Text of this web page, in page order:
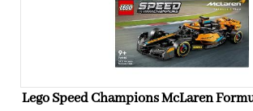
Lego Speed Champions McLaren